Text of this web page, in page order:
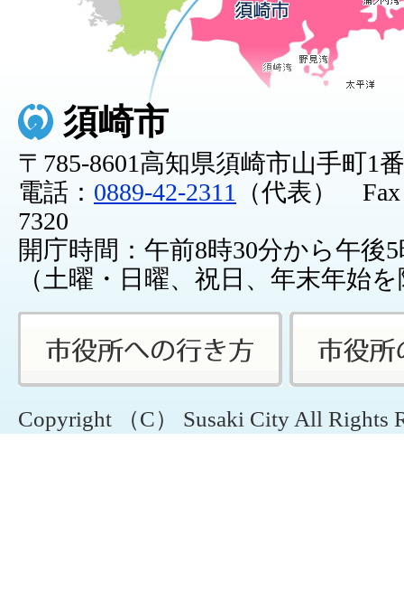
須崎市
〒785-8601高知県須崎市山手町1
電話： 0889-42-2311
（代表） Fax
7320
開庁時間：午前8時30分から午後
（土曜・日曜、祝日、年末年始
Copyright （C） Susaki City All Rights